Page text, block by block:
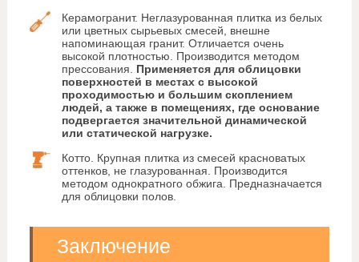
Керамогранит. Неглазурованная плитка из белых
или цветных сырьевых смесей, внешне
напоминающая гранит. Отличается очень
высокой плотностью. Производится методом
прессования. Применяется для облицовки
поверхностей в местах с высокой
проходимостью и большим скоплением
людей, а также в помещениях, где основание
подвергается значительной динамической
или статической нагрузке.
Котто. Крупная плитка из смесей красноватых
оттенков, не глазурованная. Производится
методом однократного обжига. Предназначается
для облицовки полов.
Заключение